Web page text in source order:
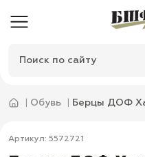
Обувь Берцы ДОФ
Артикул: 5572721